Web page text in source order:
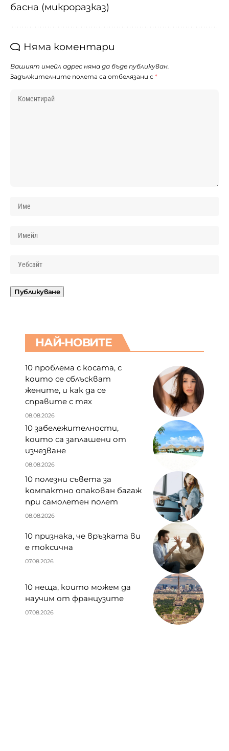
басна (микроразказ)
Няма коментари
Вашият имейл адрес няма да бъде публикуван.
Задължителните полета са отбелязани с *
НАЙ-НОВИТЕ
10 проблема с косата, с
които се сблъскват
жените, и как да се
справите с тях
08.08.2026
10 забележителности,
които са заплашени от
изчезване
08.08.2026
10 полезни съвета за
компактно опакован багаж
при самолетен полет
08.08.2026
10 признака, че връзката ви
е токсична
07.08.2026
10 неща, които можем да
научим от французите
07.08.2026